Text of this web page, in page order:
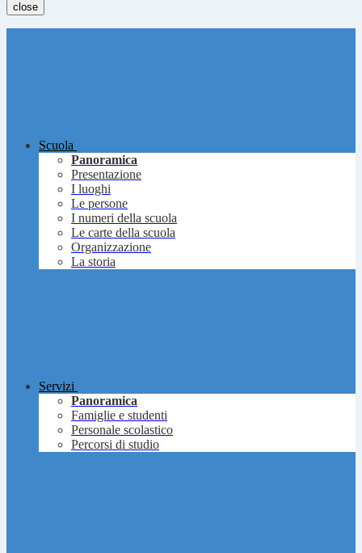
close
Scuola
Panoramica
Presentazione
I luoghi
Le persone
I numeri della scuola
Le carte della scuola
Organizzazione
La storia
Servizi
Panoramica
Famiglie e studenti
Personale scolastico
Percorsi di studio